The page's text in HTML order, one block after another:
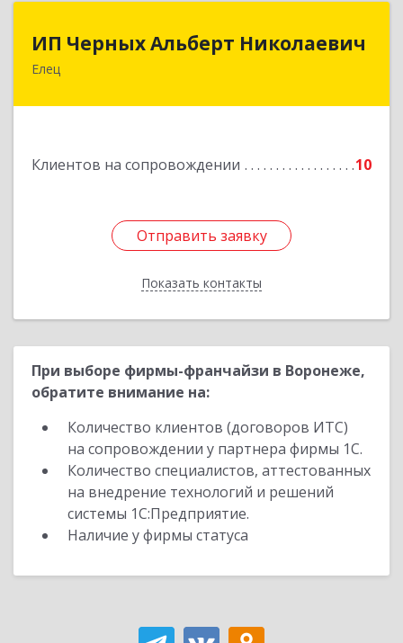
ИП Черных Альберт Николаевич
Елец
Клиентов на сопровождении 10
Отправить заявку
Показать контакты
ИП Черных Альберт Николаевич
399771, Липецкая обл, Елец г, Н.Гусевой ул, 56А
Отправить заявку
Назад
При выборе фирмы-франчайзи в Воронеже,
обратите внимание на:
Количество клиентов (договоров ИТС)
на сопровождении у партнера фирмы 1С.
Количество специалистов, аттестованных
на внедрение технологий и решений
системы 1С:Предприятие.
Наличие у фирмы статуса